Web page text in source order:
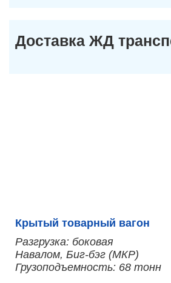
Доставка ЖД
Крытый товарный вагон
Разгрузка: боковая
Навалом, Биг-бэг (МКР)
Грузоподъемность: 68 тонн